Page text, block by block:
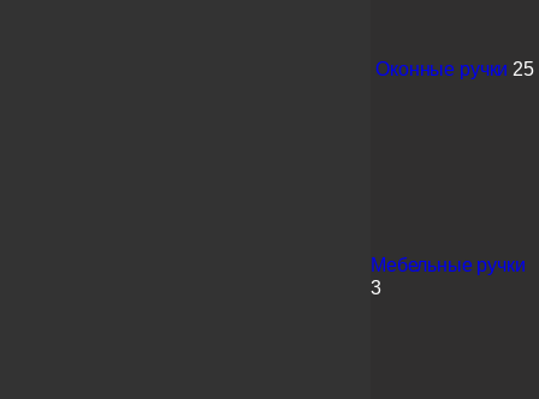
Оконные ручки 25
Мебельные ручки
3